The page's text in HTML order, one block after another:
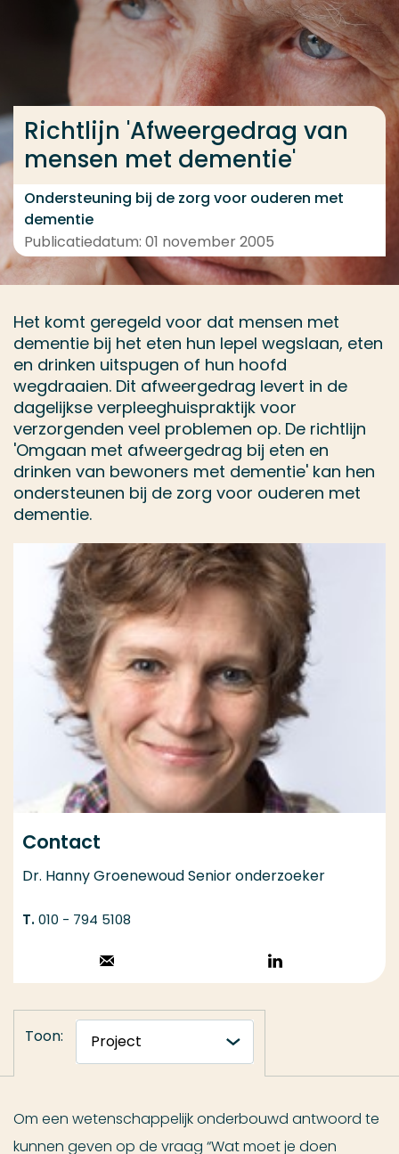
Ga direct naar de content
... > Project
Richtlijn 'Afweergedrag van
mensen met dementie'
Ondersteuning bij de zorg voor ouderen met
dementie
Publicatiedatum: 01 november 2005
Het komt geregeld voor dat mensen met
dementie bij het eten hun lepel wegslaan, eten
en drinken uitspugen of hun hoofd
wegdraaien. Dit afweergedrag levert in de
dagelijkse verpleeghuispraktijk voor
verzorgenden veel problemen op. De richtlijn
'Omgaan met afweergedrag bij eten en
drinken van bewoners met dementie' kan hen
ondersteunen bij de zorg voor ouderen met
dementie.
Contact
Dr. Hanny Groenewoud Senior onderzoeker
010 - 794 5108
Stuur een email
Volg op
LinkedIn
Toon:
Om een wetenschappelijk onderbouwd antwoord te
kunnen geven op de vraag “Wat moet je doen
Veel gezocht
Opleiding
Contact